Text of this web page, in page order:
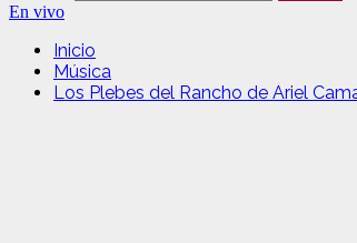
En vivo
Inicio
Música
Los Plebes del Rancho de Ariel